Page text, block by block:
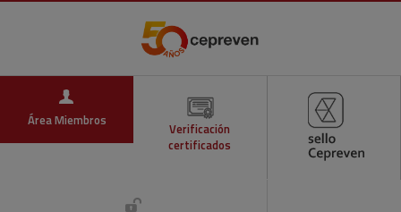
Área Miembros
Verificación
certificados